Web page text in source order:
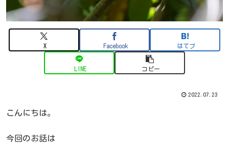
X Facebook はてブ
LINE コピー
2022.07.23
こんにちは。
今回のお話は